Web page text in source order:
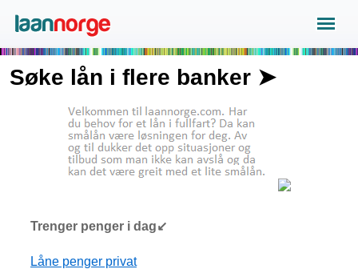
Søke lån i flere banker ➤
Trenger penger i dag↙
Låne penger privat